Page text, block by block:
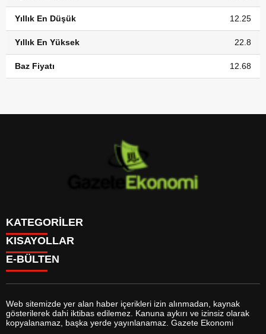
Yıllık En Düşük 12.25
Yıllık En Yüksek 22.8
Baz Fiyatı 12.68
KATEGORİLER
GÜNDEM
DÜNYA
SİYASET
MAGAZİN
SAĞLIK
EĞİTİM
YAŞAM
KISAYOLLAR
BURÇLAR
FİKSTÜR
FİRMA EKLE
FİRMA REHBERİ
E-BÜLTEN
gazeteekonomi.com e-bültenine abone olarak, tarafınıza haber,
Web sitemizde yer alan haber içerikleri izin alınmadan, kaynak
gösterilerek dahi iktibas edilemez. Kanuna aykırı ve izinsiz olarak
kopyalanamaz, başka yerde yayınlanamaz. Gazete Ekonomi